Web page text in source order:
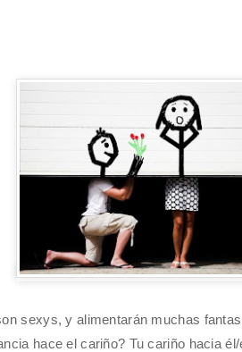
sexys, y alimentarán muchas
hace el cariño? Tu cariño hacia